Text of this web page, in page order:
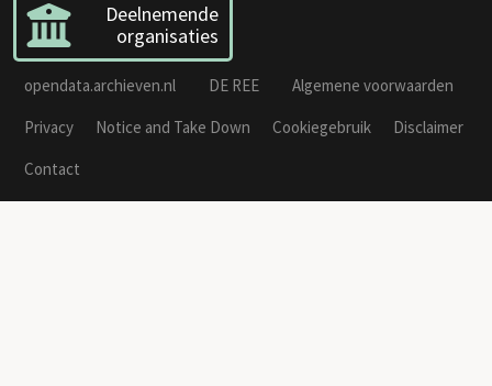
Deelnemende
organisaties
opendata.archieven.nl DE REE
Algemene voorwaarden
Privacy
Notice and Take Down Cookiegebruik
Disclaimer
Contact